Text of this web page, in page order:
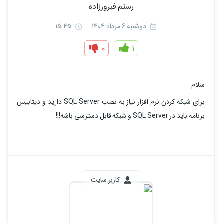
رستم فیروززاده
دوشنبه 6 مرداد 1404
1
0
سلام
برای شبکه کردن نرم افزار نیاز به نصب SQL Server دارید و دیتابیس
برنامه باید در SQL Server و شبکه قابل دسترسی باشه!!!
کاربر سایت